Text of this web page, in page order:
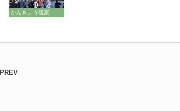
かんきょう観察
PREV